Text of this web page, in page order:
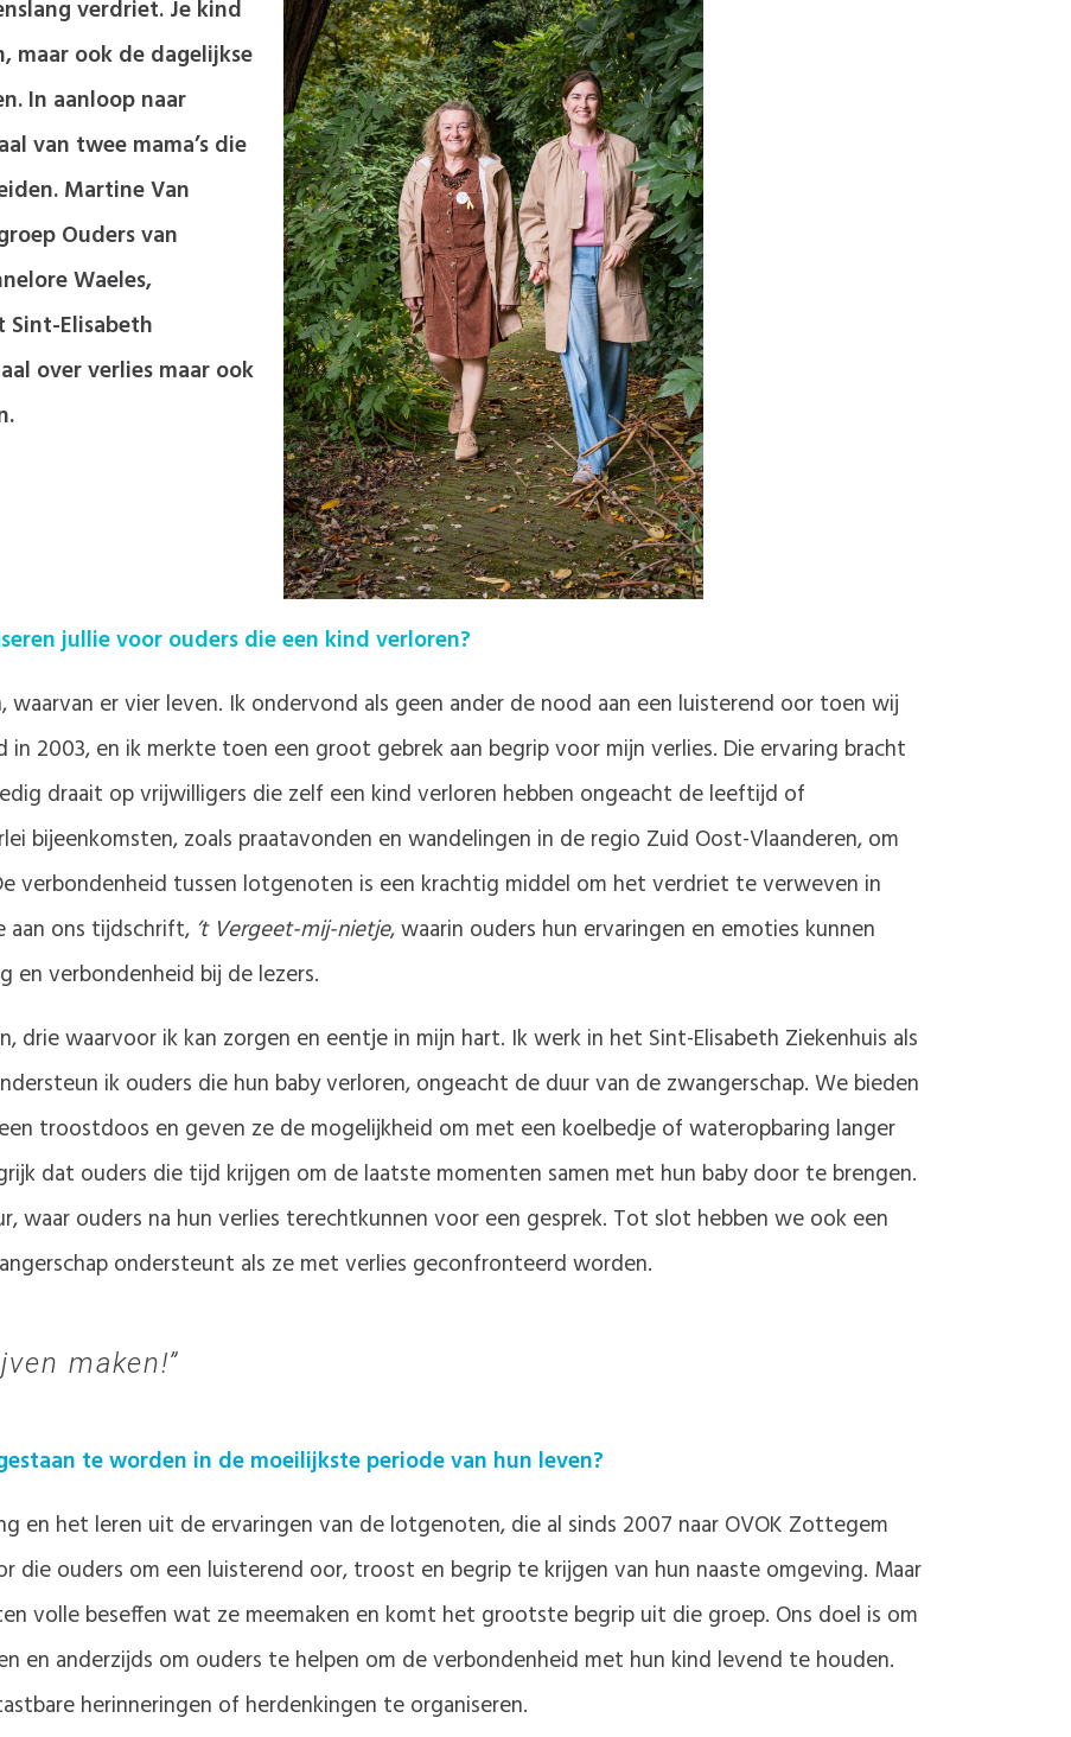
verdriet. Je kind
maar ook de dagelijkse
In aanloop naar
van twee mama’s die
Martine Van
Ouders van
Waeles,
Elisabeth
over verlies maar ook
jullie voor ouders die een kind verloren?
waarvan er vier leven. Ik ondervond als geen ander de nood aan een luisterend oor toen wij
2003, en ik merkte toen een groot gebrek aan begrip voor mijn verlies. Die ervaring bracht
draait op vrijwilligers die zelf een kind verloren hebben ongeacht de leeftijd of
bijeenkomsten, zoals praatavonden en wandelingen in de regio Zuid Oost-Vlaanderen, om
verbondenheid tussen lotgenoten is een krachtig middel om het verdriet te verweven in
aan ons tijdschrift, ’t Vergeet-mij-nietje, waarin ouders hun ervaringen en emoties kunnen
en verbondenheid bij de lezers.
drie waarvoor ik kan zorgen en eentje in mijn hart. Ik werk in het Sint-Elisabeth Ziekenhuis als
ik ouders die hun baby verloren, ongeacht de duur van de zwangerschap. We bieden
troostdoos en geven ze de mogelijkheid om met een koelbedje of wateropbaring langer
dat ouders die tijd krijgen om de laatste momenten samen met hun baby door te brengen.
waar ouders na hun verlies terechtkunnen voor een gesprek. Tot slot hebben we ook een
ondersteunt als ze met verlies geconfronteerd worden.
maken!
te worden in de moeilijkste periode van hun leven?
en het leren uit de ervaringen van de lotgenoten, die al sinds 2007 naar OVOK Zottegem
die ouders om een luisterend oor, troost en begrip te krijgen van hun naaste omgeving. Maar
volle beseffen wat ze meemaken en komt het grootste begrip uit die groep. Ons doel is om
en anderzijds om ouders te helpen om de verbondenheid met hun kind levend te houden.
herinneringen of herdenkingen te organiseren.